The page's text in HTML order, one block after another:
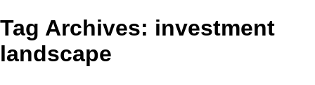
Tag Archives: investment
landscape